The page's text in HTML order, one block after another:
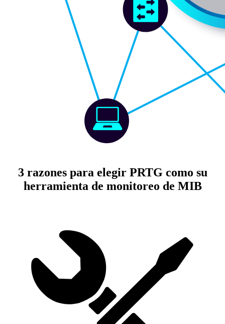
3 razones para elegir PRTG como su
herramienta de monitoreo de MIB